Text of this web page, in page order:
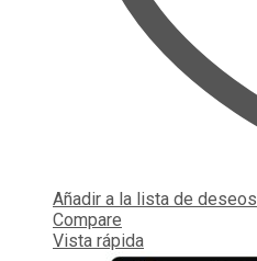
Añadir a la lista de deseos
Compare
Vista rápida